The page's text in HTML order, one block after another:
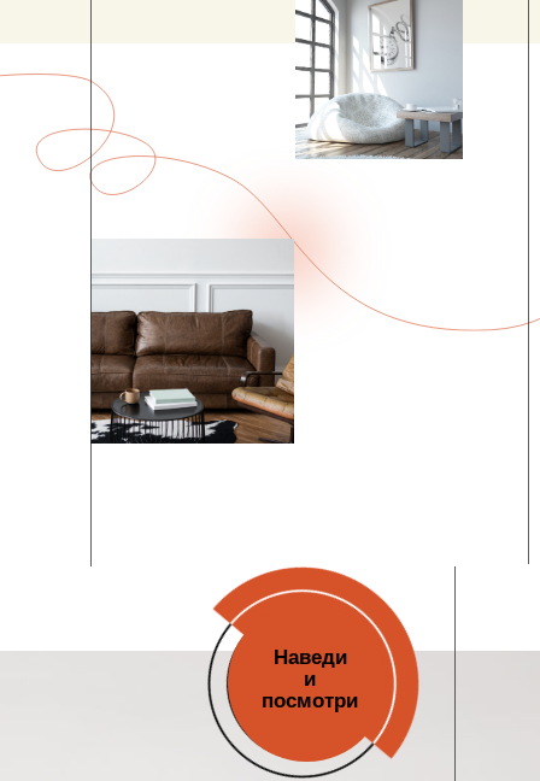
Наведи
и
посмотри